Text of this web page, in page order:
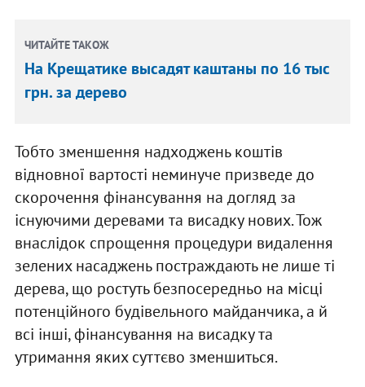
ЧИТАЙТЕ ТАКОЖ
На Крещатике высадят каштаны по 16 тыс
грн. за дерево
Тобто зменшення надходжень коштів
відновної вартості неминуче призведе до
скорочення фінансування на догляд за
існуючими деревами та висадку нових. Тож
внаслідок спрощення процедури видалення
зелених насаджень постраждають не лише ті
дерева, що ростуть безпосередньо на місці
потенційного будівельного майданчика, а й
всі інші, фінансування на висадку та
утримання яких суттєво зменшиться.